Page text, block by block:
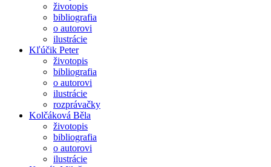
životopis
bibliografia
o autorovi
ilustrácie
Kľúčik Peter
životopis
bibliografia
o autorovi
ilustrácie
rozprávačky
Kolčáková Běla
životopis
bibliografia
o autorovi
ilustrácie